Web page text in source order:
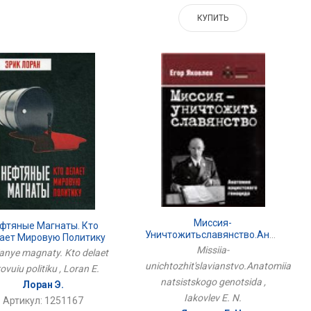
КУПИТЬ
Магнаты. Кто
Мировую Политику
magnaty. Kto delaet
politiku , Loran E.
Лоран Э.
Артикул: 1251167
Миссия-
Уничтожитьславянство.Анатомия
Нацистского Геноцида
Missiia-
unichtozhit'slavianstvo.Anatomiia
natsistskogo genotsida ,
Iakovlev E. N.